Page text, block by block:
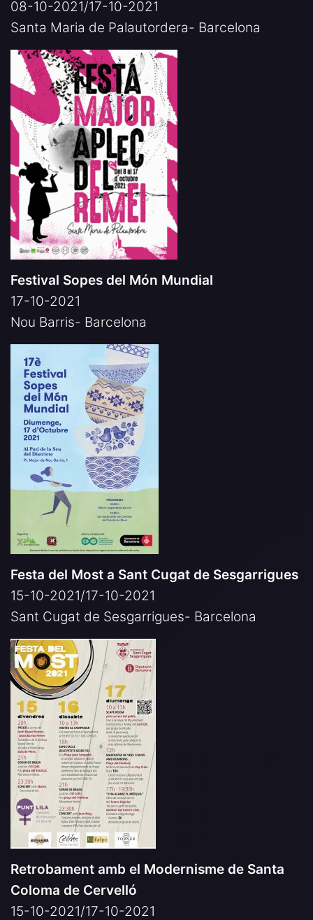
08-10-2021/17-10-2021
Santa Maria de Palautordera- Barcelona
Festival Sopes del Món Mundial
17-10-2021
Nou Barris- Barcelona
Festa del Most a Sant Cugat de Sesgarrigues
15-10-2021/17-10-2021
Sant Cugat de Sesgarrigues- Barcelona
Retrobament amb el Modernisme de Santa
Coloma de Cervelló
15-10-2021/17-10-2021